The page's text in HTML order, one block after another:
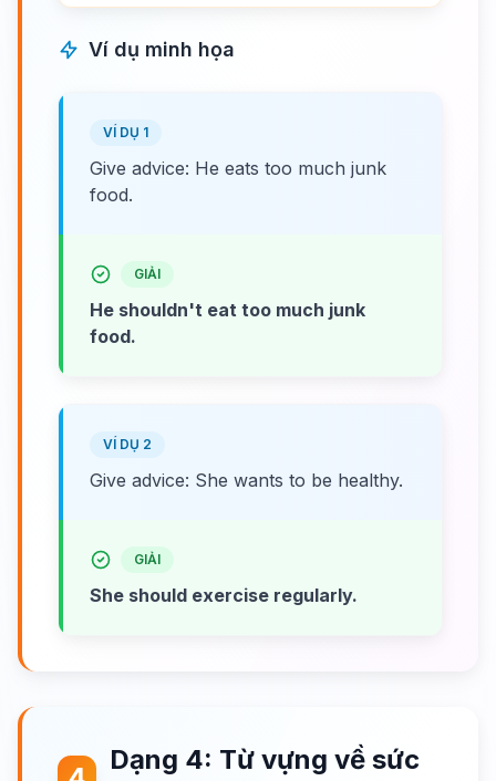
Ví dụ minh họa
VÍ DỤ 1
Give advice: He eats too much junk
food.
GIẢI
He shouldn't eat too much junk
food.
VÍ DỤ 2
Give advice: She wants to be healthy.
GIẢI
She should exercise regularly.
Dạng 4: Từ vựng về sức